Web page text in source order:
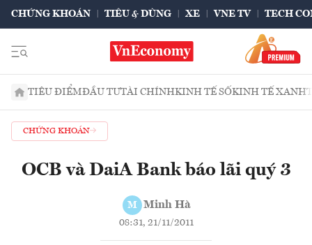
CHỨNG KHOÁN TIÊU & DÙNG XE VNE TV TECH
TIÊU ĐIỂMĐẦU TƯTÀI CHÍNHKINH TẾ SỐKINH TẾ XANH
CHỨNG KHOÁN
OCB và DaiA Bank báo lãi quý 3
M Minh Hà
08:31, 21/11/2011